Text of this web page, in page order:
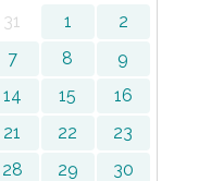
31 1
2
7 8
9
14 15
16
21 22
23
28 29
30